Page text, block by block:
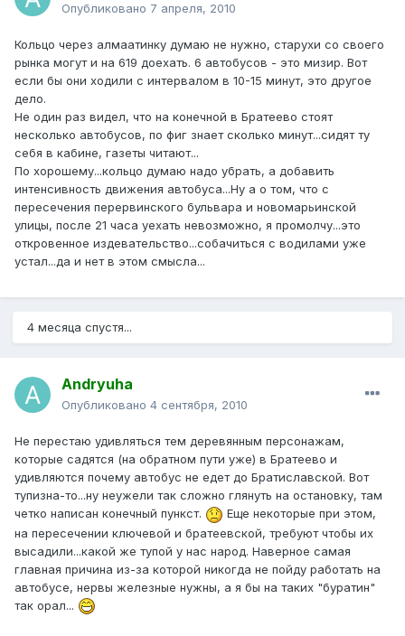
Опубликовано 7 апреля, 2010
Кольцо через алмаатинку думаю не нужно, старухи со своего
рынка могут и на 619 доехать. 6 автобусов - это мизир. Вот
если бы они ходили с интервалом в 10-15 минут, это другое
дело.
Не один раз видел, что на конечной в Братеево стоят
несколько автобусов, по фиг знает сколько минут...сидят ту
себя в кабине, газеты читают...
По хорошему...кольцо думаю надо убрать, а добавить
интенсивность движения автобуса...Ну а о том, что с
пересечения перервинского бульвара и новомарьинской
улицы, после 21 часа уехать невозможно, я промолчу...это
откровенное издевательство...собачиться с водилами уже
устал...да и нет в этом смысла...
4 месяца спустя...
Andryuha
Опубликовано 4 сентября, 2010
Не перестаю удивляться тем деревянным персонажам,
которые садятся (на обратном пути уже) в Братеево и
удивляются почему автобус не едет до Братиславской. Вот
тупизна-то...ну неужели так сложно глянуть на остановку, там
четко написан конечный пункст.
Еще некоторые при этом,
на пересечении ключевой и братеевской, требуют чтобы их
высадили...какой же тупой у нас народ. Наверное самая
главная причина из-за которой никогда не пойду работать на
автобусе, нервы железные нужны, а я бы на таких "буратин"
так орал...